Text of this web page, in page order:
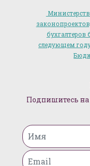
следующем
Подпишитесь